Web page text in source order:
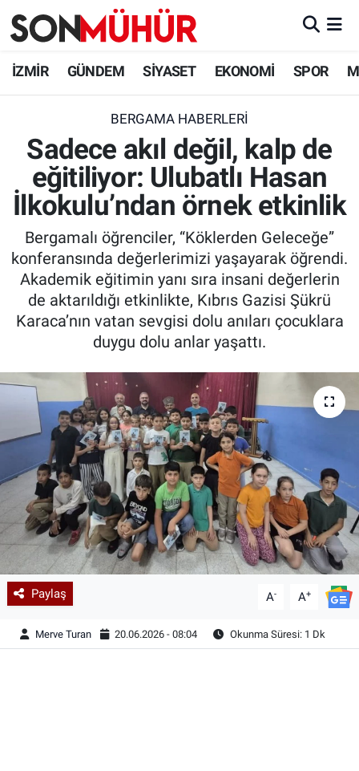
İZMİR GÜNDEM SİYASET EKONOMİ SPOR
BERGAMA HABERLERI
Sadece akıl değil, kalp de
eğitiliyor: Ulubatlı Hasan
İlkokulu’ndan örnek etkinlik
Bergamalı öğrenciler, “Köklerden Geleceğe”
konferansında değerlerimizi yaşayarak öğrendi.
Akademik eğitimin yanı sıra insani değerlerin
de aktarıldığı etkinlikte, Kıbrıs Gazisi Şükrü
Karaca’nın vatan sevgisi dolu anıları çocuklara
duygu dolu anlar yaşattı.
Paylaş A- A+
Merve Turan 20.06.2026 - 08:04 Okunma Süresi: 1 Dk
İzmir Nöbetçi Eczaneler
İzmir Namaz Vakitleri
İzmir Trafik Yoğunluk Haritası
Tüm Manşetler
Son Dakika Haberleri
Haber Arşivi